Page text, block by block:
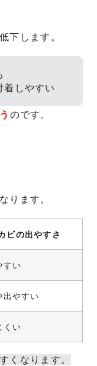
下します。
着しやすい
のです。
ります。
ビの出やすさ
すい
出やすい
くい
くなります。